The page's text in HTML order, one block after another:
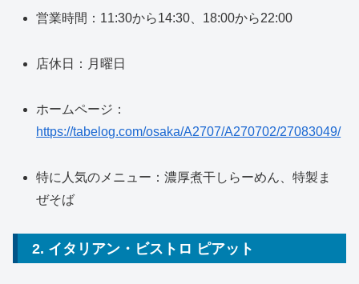
営業時間：11:30から14:30、18:00から22:00
店休日：月曜日
ホームページ：
https://tabelog.com/osaka/A2707/A270702/27083049/
特に人気のメニュー：濃厚煮干しらーめん、特製ま
ぜそば
2. イタリアン・ビストロ ピアット